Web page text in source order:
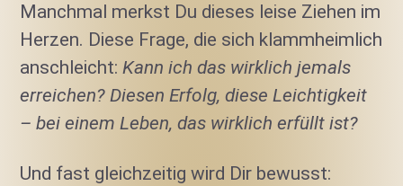
Manchmal merkst Du dieses leise Ziehen im
Herzen. Diese Frage, die sich klammheimlich
anschleicht:Kann ich das wirklich jemals
erreichen? Diesen Erfolg, diese Leichtigkeit
– bei einem Leben, das wirklich erfüllt ist?
Und fast gleichzeitig wird Dir bewusst: